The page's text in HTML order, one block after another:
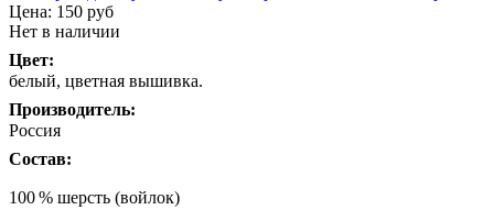
Цена: 150 руб
Нет в наличии
Цвет:
белый, цветная вышивка.
Производитель:
Россия
Состав:
100 % шерсть (войлок)